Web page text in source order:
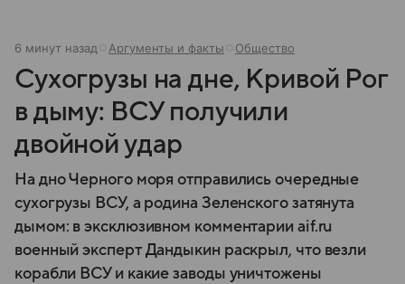
6 минут назад Аргументы и факты Общество
Сухогрузы на дне, Кривой Рог
в дыму: ВСУ получили
двойной удар
На дно Черного моря отправились очередные
сухогрузы ВСУ, а родина Зеленского затянута
дымом: в эксклюзивном комментарии aif.ru
военный эксперт Дандыкин раскрыл, что везли
корабли ВСУ и какие заводы уничтожены